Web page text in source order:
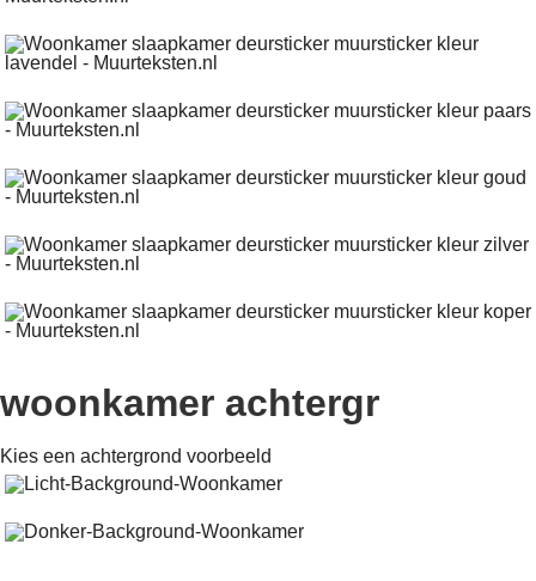
woonkamer achtergr
Kies een achtergrond voorbeeld